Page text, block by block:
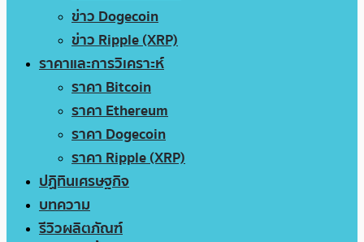
ข่าว Dogecoin
ข่าว Ripple (XRP)
ราคาและการวิเคราะห์
ราคา Bitcoin
ราคา Ethereum
ราคา Dogecoin
ราคา Ripple (XRP)
ปฏิทินเศรษฐกิจ
บทความ
รีวิวผลิตภัณฑ์